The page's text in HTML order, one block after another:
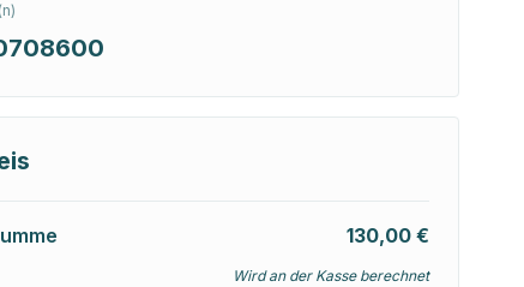
130,00 €
Wird an der Kasse berechnet